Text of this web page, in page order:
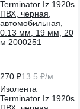
270 ₽13.5 ₽/м
Изолента
Terminator Iz 1920s